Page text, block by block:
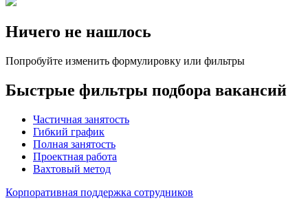
Ничего не нашлось
Попробуйте изменить формулировку или фильтры
Быстрые фильтры подбора вакансий
Частичная занятость
Гибкий график
Полная занятость
Проектная работа
Вахтовый метод
Корпоративная поддержка сотрудников